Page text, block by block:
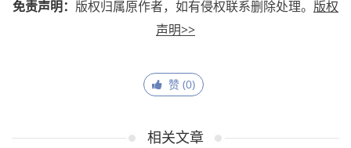
免责声明： 版权归属原作者，如有侵权联系删除处理。 版权
声明>>
赞 (0)
相关文章